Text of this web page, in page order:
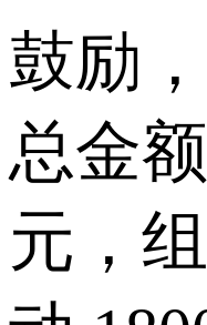
鼓励
总金
元，